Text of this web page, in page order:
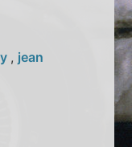
, jean